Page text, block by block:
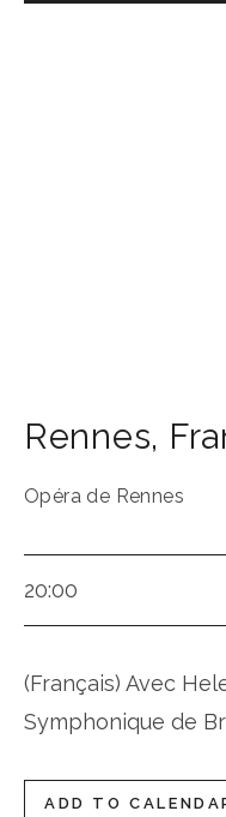
Rennes,
Opéra de Rennes
20:00
(Français) Avec
Symphonique de
ADD TO